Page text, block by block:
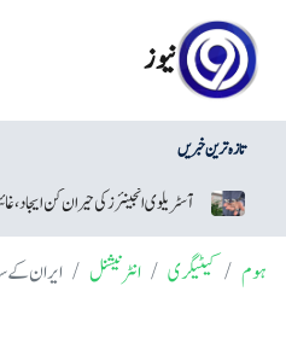
نیوز
تازہ ترین خبریں
انجینئرز کی حیران کن ایجاد، غائب ہونے والا ڈرون
ہوم کیٹیگری انٹرنیشنل ایران